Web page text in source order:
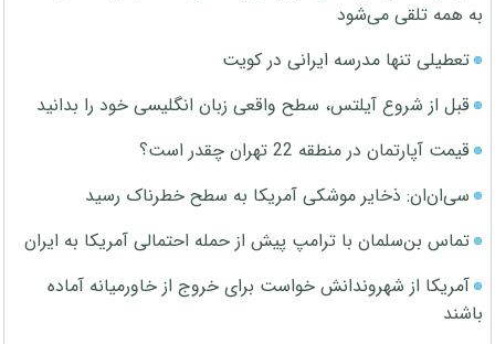
به همه تلقی می‌شود
تعطیلی تنها مدرسه ایرانی در کویت
قبل از شروع آیلتس، سطح واقعی زبان انگلیسی خود را بدانید
قیمت آپارتمان در منطقه 22 تهران چقدر است؟
سی‌ان‌ان: ذخایر موشکی آمریکا به سطح خطرناک رسید
تماس بن‌سلمان با ترامپ پیش از حمله احتمالی آمریکا به ایران
آمریکا از شهروندانش خواست برای خروج از خاورمیانه آماده
باشند